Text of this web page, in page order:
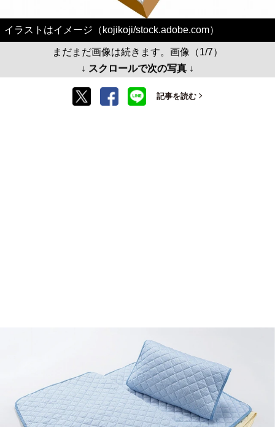
イラストはイメージ（kojikoji/stock.adobe.com）
まだまだ画像は続きます。画像（1/7）
↓ スクロールで次の写真 ↓
記事を読む